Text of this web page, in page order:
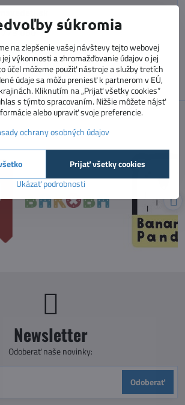
773 060
Newsletter
Odoberať naše novinky:
Odoberať
súkromia
na zlepšenie vašej návštevy tejto webovej
výkonnosti a zhromažďovanie údajov o jej
účel môžeme použiť nástroje a služby tretích
údaje sa môžu preniesť k partnerom v EÚ,
Kliknutím na „Prijať všetky cookies“
s týmto spracovaním. Nižšie môžete nájsť
alebo upraviť svoje preferencie.
ochrany osobných údajov
Ukázať podrobnosti
Prijať všetky cookies